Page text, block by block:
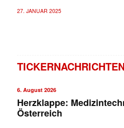
27. JANUAR 2025
6. August 2026
Herzklappe:
Österreich